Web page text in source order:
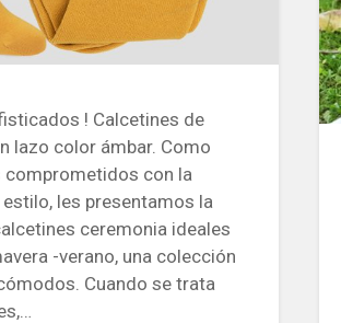
! Calcetines de
lazo color ámbar. Como
con la
les presentamos la
ceremonia ideales
-verano, una colección
Cuando se trata